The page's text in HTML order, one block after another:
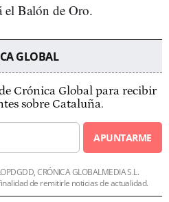
el Balón de Oro.
GLOBAL
Crónica Global para recibir
sobre Cataluña.
APUNTARME
CRÓNICA GLOBALMEDIA S.L.
de remitirle noticias de actualidad.